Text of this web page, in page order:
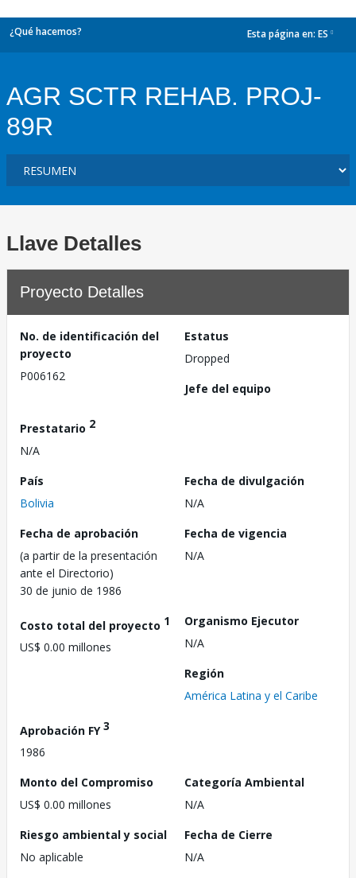
¿Qué hacemos? Esta página en: ES
AGR SCTR REHAB. PROJ-
89R
Llave Detalles
Proyecto Detalles
No. de identificación del
proyecto
P006162
Estatus
Dropped
Jefe del equipo
Prestatario 2
N/A
País
Bolivia
Fecha de divulgación
N/A
Fecha de aprobación
(a partir de la presentación
ante el Directorio)
30 de junio de 1986
Fecha de vigencia
N/A
Costo total del proyecto 1
US$ 0.00 millones
Organismo Ejecutor
N/A
Región
América Latina y el Caribe
Aprobación FY3
1986
Monto del Compromiso
US$ 0.00 millones
Categoría Ambiental
N/A
Riesgo ambiental y social
No aplicable
Fecha de Cierre
N/A